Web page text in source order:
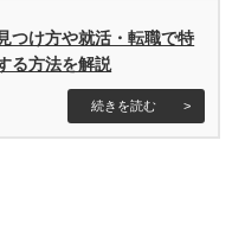
つけ方や就活・転職で特
る方法を解説